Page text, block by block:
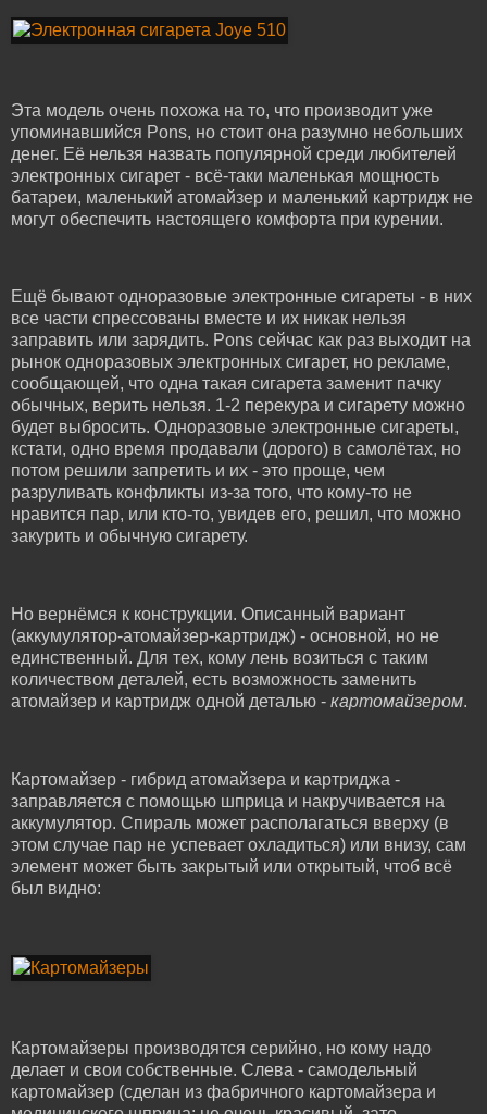
Эта модель очень похожа на то, что производит уже
упоминавшийся Pons, но стоит она разумно небольших
денег. Её нельзя назвать популярной среди любителей
электронных сигарет - всё-таки маленькая мощность
батареи, маленький атомайзер и маленький картридж не
могут обеспечить настоящего комфорта при курении.
Ещё бывают одноразовые электронные сигареты - в них
все части спрессованы вместе и их никак нельзя
заправить или зарядить. Pons сейчас как раз выходит на
рынок одноразовых электронных сигарет, но рекламе,
сообщающей, что одна такая сигарета заменит пачку
обычных, верить нельзя. 1-2 перекура и сигарету можно
будет выбросить. Одноразовые электронные сигареты,
кстати, одно время продавали (дорого) в самолётах, но
потом решили запретить и их - это проще, чем
разруливать конфликты из-за того, что кому-то не
нравится пар, или кто-то, увидев его, решил, что можно
закурить и обычную сигарету.
Но вернёмся к конструкции. Описанный вариант
(аккумулятор-атомайзер-картридж) - основной, но не
единственный. Для тех, кому лень возиться с таким
количеством деталей, есть возможность заменить
атомайзер и картридж одной деталью - картомайзером.
Картомайзер - гибрид атомайзера и картриджа -
заправляется с помощью шприца и накручивается на
аккумулятор. Спираль может располагаться вверху (в
этом случае пар не успевает охладиться) или внизу, сам
элемент может быть закрытый или открытый, чтоб всё
был видно:
Картомайзеры производятся серийно, но кому надо
делает и свои собственные. Слева - самодельный
картомайзер (сделан из фабричного картомайзера и